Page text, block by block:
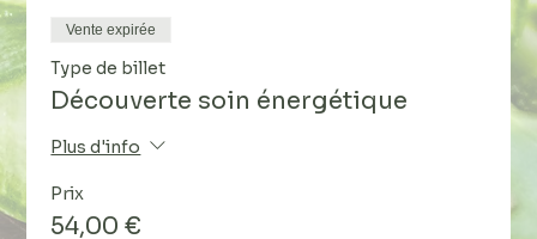
Vente expirée
Type de billet
Découverte soin énergétique
Plus d'info
Prix
54,00 €